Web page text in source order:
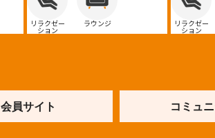
リラクゼー
ション
ラウンジ リラクゼー
ション
会員サイト コミュ